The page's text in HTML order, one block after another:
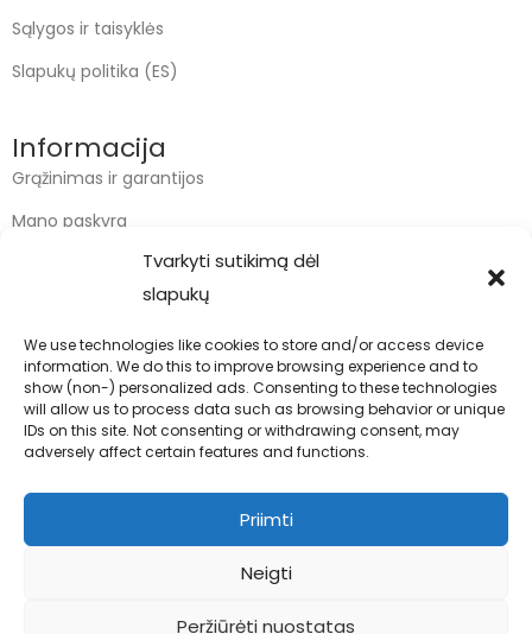
Tvarkyti sutikimą dėl
slapukų
We use technologies like cookies to store and/or access device
information. We do this to improve browsing experience and to
show (non-) personalized ads. Consenting to these technologies
will allow us to process data such as browsing behavior or unique
IDs on this site. Not consenting or withdrawing consent, may
adversely affect certain features and functions.
Priimti
Neigti
Peržiūrėti nuostatas
Sąlygos ir taisyklės
Slapukų politika (ES)
Informacija
Grąžinimas ir garantijos
Mano paskyra
Kontaktai
info@bodyfoodas.lt
+370 600 77017
Visos teisės saugomos © Bodyfoodas.lt 2026